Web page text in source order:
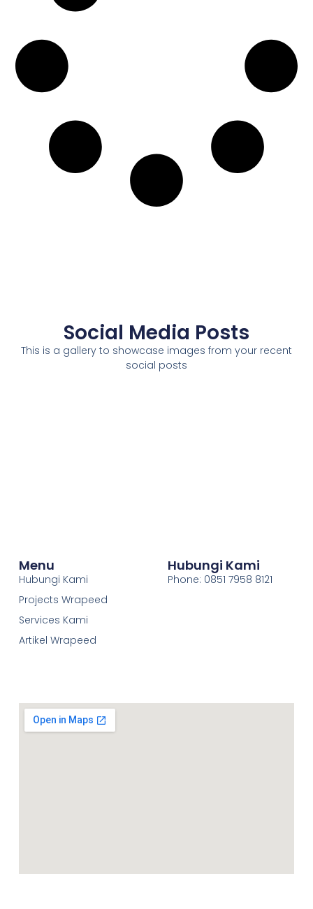
Social Media Posts
This is a gallery to showcase images from your recent
social posts
Menu
Hubungi Kami
Projects Wrapeed
Services Kami
Artikel Wrapeed
Hubungi Kami
Phone: 0851 7958 8121